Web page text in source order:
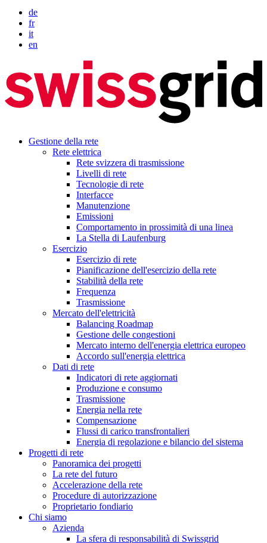
de
fr
it
en
Gestione della rete
Rete elettrica
Rete svizzera di trasmissione
Livelli di rete
Tecnologie di rete
Interfacce
Manutenzione
Emissioni
Comportamento in prossimità di una linea
La Stella di Laufenburg
Esercizio
Esercizio di rete
Pianificazione dell'esercizio della rete
Stabilità della rete
Frequenza
Trasmissione
Mercato dell'elettricità
Balancing Roadmap
Gestione delle congestioni
Mercato interno dell'energia elettrica europeo
Accordo sull'energia elettrica
Dati di rete
Indicatori di rete aggiornati
Produzione e consumo
Trasmissione
Energia nella rete
Compensazione
Flussi di carico transfrontalieri
Energia di regolazione e bilancio del sistema
Progetti di rete
Panoramica dei progetti
La rete del futuro
Accelerazione della rete
Procedure di autorizzazione
Proprietario fondiario
Chi siamo
Azienda
La sfera di responsabilità di Swissgrid